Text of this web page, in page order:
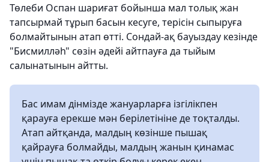
Төлеби Оспан шариғат бойынша мал толық жан
тапсырмай тұрып басын кесуге, терісін сыпыруға
болмайтынын атап өтті. Сондай-ақ бауыздау кезінде
"Бисмилләһ" сөзін әдейі айтпауға да тыйым
салынатынын айтты.
Бас имам дінмізде жануарларға ізгілікпен
қарауға ерекше мән берілетініне де тоқталды.
Атап айтқанда, малдың көзінше пышақ
қайрауға болмайды, малдың жанын қинамас